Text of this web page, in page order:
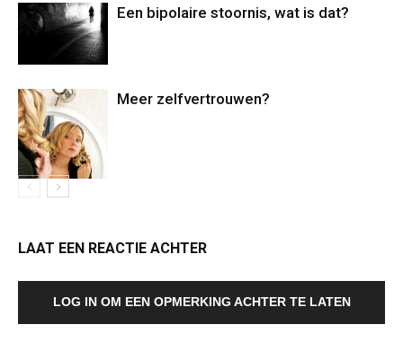
Een bipolaire stoornis, wat is dat?
Meer zelfvertrouwen?
LAAT EEN REACTIE ACHTER
LOG IN OM EEN OPMERKING ACHTER TE LATEN